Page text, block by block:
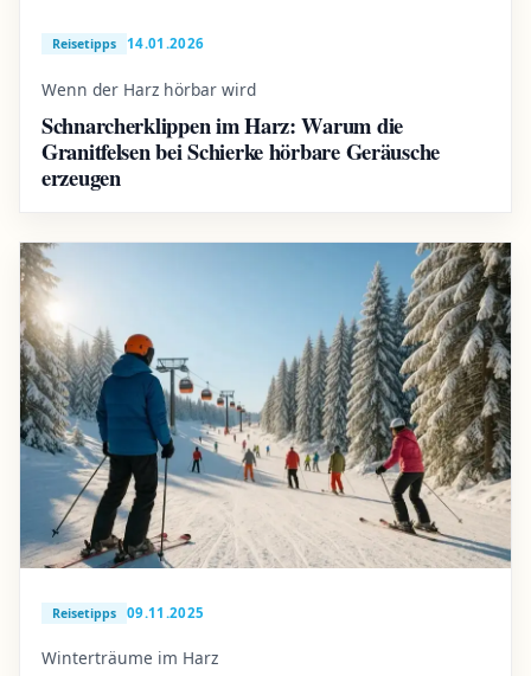
Reisetipps 14.01.2026
Wenn der Harz hörbar wird
Schnarcherklippen im Harz: Warum die
Granitfelsen bei Schierke hörbare Geräusche
erzeugen
Reisetipps 09.11.2025
Winterträume im Harz